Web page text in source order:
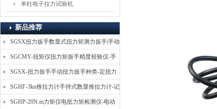
单柱电子拉力试验机
新品推荐
SGSX扭力扳手数显式扭力矩测力扳手|手动
定扭矩检测扳手
SGCMY-扭矩仪扭力矩扳手精度校验仪-手
动扳子扭矩校准仪
SGSX-扭力扳手手动扭力扳手种类-定扭力
矩检测扳手价格
SGHF-3kn推拉力计手持式数显推拉力计-记
忆数据拉压力测力计
SGHP-20N.m力矩仪电批力矩检测仪-电动